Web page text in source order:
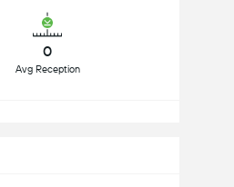
0
Avg Reception